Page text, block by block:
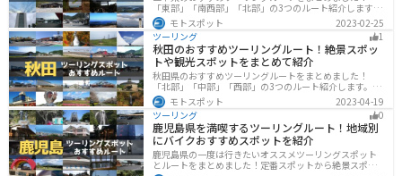
「東部」「南西部」「北部」の3つのルート紹介します。
標高の高いスカイラインからリアス式海岸まであるの
で、飽きることなくツーリングを堪能できます。バイク
で三重県にツーリングに行く際は参考にしてください。
モトスポット
2023-02-25
ツーリング
1
秋田のおすすめツーリングルート！絶景スポッ
トや観光スポットをまとめて紹介
秋田県のおすすめツーリングルートをまとめました！
「北部」「中部」「西部」の3つのルート紹介します。自
然豊かな山々や湖、温泉地が点在し、四季折々の景色を
楽しめるスポットが多数あります。バイクで秋田県にツ
ーリングに行く際は参考にしてください。
モトスポット
2023-04-19
ツーリング
0
鹿児島県を満喫するツーリングルート！地域別
にバイクおすすめスポットを紹介
鹿児島県の一度は行きたいオススメツーリングスポット
とルートをまとめました！定番スポットから絶景スポッ